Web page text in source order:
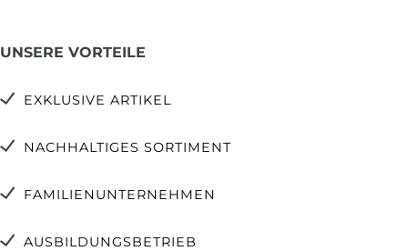
UNSERE VORTEILE
EXKLUSIVE ARTIKEL
NACHHALTIGES SORTIMENT
FAMILIENUNTERNEHMEN
AUSBILDUNGSBETRIEB